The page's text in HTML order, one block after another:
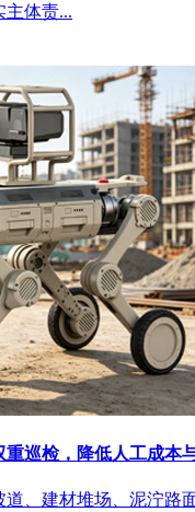
主体责...
巡检，降低人工成本
、建材堆场、泥泞